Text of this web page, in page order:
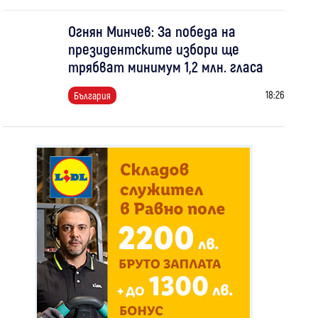
Огнян Минчев: За победа на
президентските избори ще
трябват минимум 1,2 млн. гласа
България 18:26